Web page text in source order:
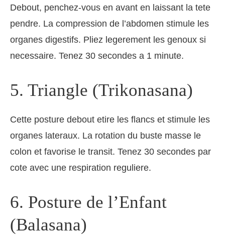
Debout, penchez-vous en avant en laissant la tete
pendre. La compression de l’abdomen stimule les
organes digestifs. Pliez legerement les genoux si
necessaire. Tenez 30 secondes a 1 minute.
5. Triangle (Trikonasana)
Cette posture debout etire les flancs et stimule les
organes lateraux. La rotation du buste masse le
colon et favorise le transit. Tenez 30 secondes par
cote avec une respiration reguliere.
6. Posture de l’Enfant
(Balasana)